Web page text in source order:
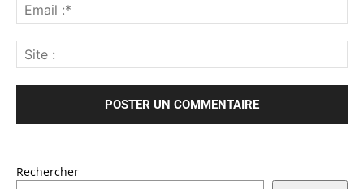
Rechercher